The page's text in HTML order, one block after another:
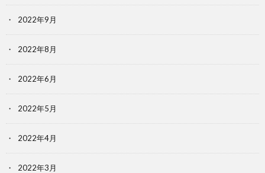
2022年9月
2022年8月
2022年6月
2022年5月
2022年4月
2022年3月